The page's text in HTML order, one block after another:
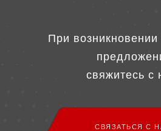
При
свяжитесь с
СВЯЗАТЬСЯ С